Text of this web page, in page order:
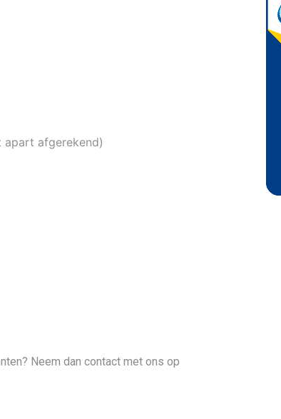
afgerekend)
Neem dan contact met ons op